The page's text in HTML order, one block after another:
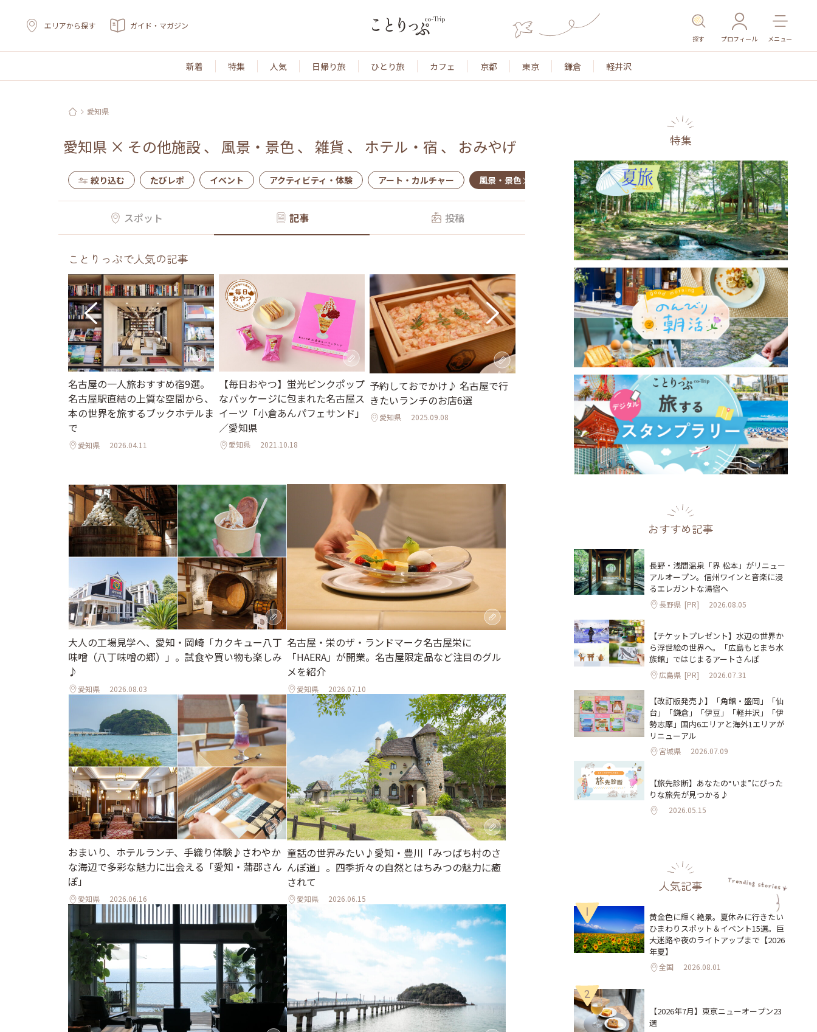
エリアから探す ガイド・マガジン
探す プロフィール メニュー
新着 特集 人気 日帰り旅 ひとり旅 カフェ 京都 東京 鎌倉 軽井沢
愛知県
愛知県 × その他施設、 風景・景色 、 雑貨 、 ホテル・宿 、 おみやげ
絞り込む たびレポ イベント アクティビティ・体験 アート・カルチャー 風景・景色 名所・旧跡 温泉・スパ その他施設 ごはん
スポット 記事 投稿
ことりっぷで人気の記事
名古屋の一人旅おすすめ宿9選。
名古屋駅直結の上質な空間から、
本の世界を旅するブックホテルま
で
愛知県 2026.04.11
【毎日おやつ】蛍光ピンクポップ
なパッケージに包まれた名古屋ス
イーツ「小倉あんパフェサンド」
／愛知県
愛知県 2021.10.18
予約しておでかけ♪ 名古屋で行
きたいランチのお店6選
愛知県 2025.09.08
名古屋・栄のザ・ランドマーク名
古屋栄に「HAERA」が開業。名
古屋限定品など注目のグルメを紹
2026.07.10
大人の工場見学へ、愛知・岡崎「カクキュー八丁
味噌（八丁味噌の郷）」。試食や買い物も楽しみ
♪
愛知県 2026.08.03
名古屋・栄のザ・ランドマーク名古屋栄に
「HAERA」が開業。名古屋限定品など注目のグル
メを紹介
愛知県 2026.07.10
おまいり、ホテルランチ、手織り体験♪さわやか
な海辺で多彩な魅力に出会える「愛知・蒲郡さん
ぽ」
愛知県 2026.06.16
童話の世界みたい♪愛知・豊川「みつばち村のさ
んぽ道」。四季折々の自然とはちみつの魅力に癒
されて
愛知県 2026.06.15
特集
おすすめ記事
長野・浅間温泉「界 松本」がリニュー
アルオープン。信州ワインと音楽に浸
るエレガントな湯宿へ
長野県 [PR] 2026.08.05
【チケットプレゼント】水辺の世界か
ら浮世絵の世界へ。「広島もとまち水
族館」ではじまるアートさんぽ
広島県 [PR] 2026.07.31
【改訂版発売♪】「角館・盛岡」「仙
台」「鎌倉」「伊豆」「軽井沢」「伊
勢志摩」国内6エリアと海外1エリアが
リニューアル
宮城県 2026.07.09
【旅先診断】あなたの“いま”にぴった
りな旅先が見つかる♪
2026.05.15
人気記事
1
黄金色に輝く絶景。夏休みに行きたい
ひまわりスポット＆イベント15選。巨
大迷路や夜のライトアップまで【2026
年夏】
全国 2026.08.01
2
【2026年7月】東京ニューオープン23
選